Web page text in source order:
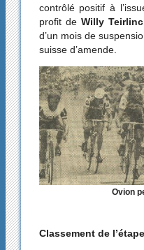
contrôlé positif à
profit deWilly
d’un mois de
suisse d’amende.
Ovion
Classement de l’étape